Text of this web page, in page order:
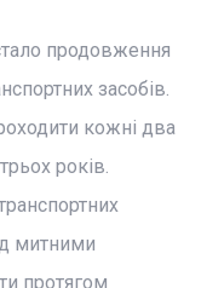
продовження
засобів.
кожні два
років.
митними
протягом